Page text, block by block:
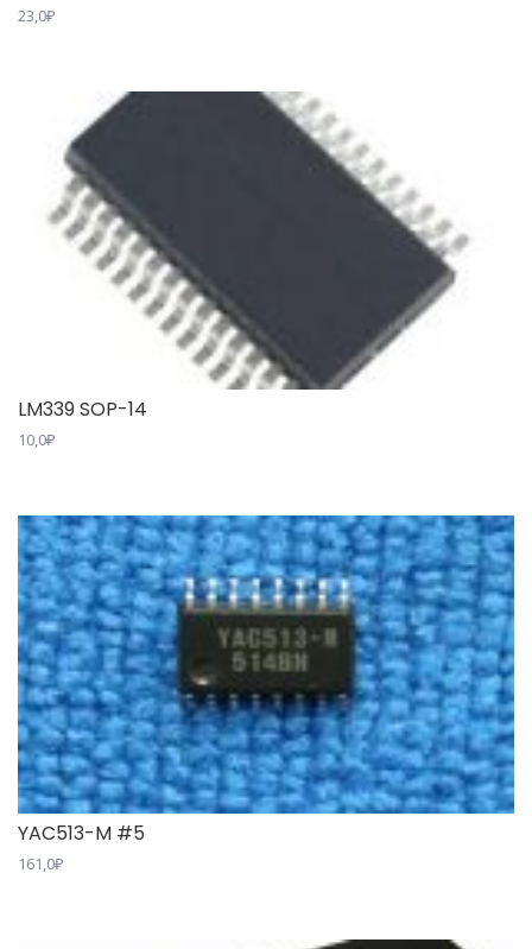
23,0₽
LM339 SOP-14
10,0₽
YAC513-M #5
161,0₽